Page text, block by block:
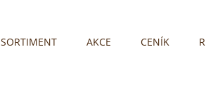
SORTIMENT AKCE CENÍK